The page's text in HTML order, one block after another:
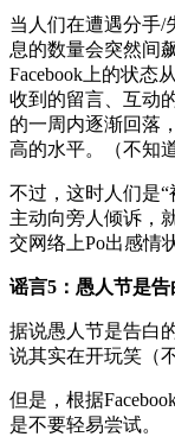
当人们在遭遇分手/
息的数量会突然间
Facebook上的状态
收到的留言、互动
的一周内逐渐回落
高的水平。（不知
不过，这时人们是
主动向旁人倾诉，
交网络上Po出感情
谣言5：愚人节是
据说愚人节是告白
说其实在开玩笑（
但是，根据
是不要轻易尝试。